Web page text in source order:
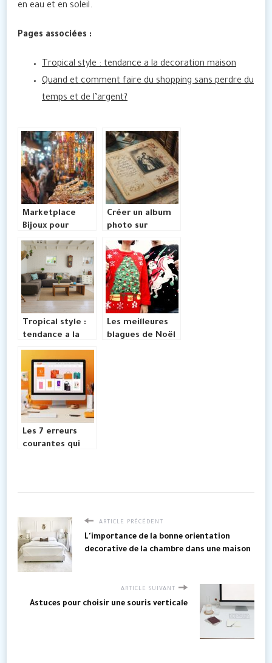
en eau et en soleil.
Pages associées :
Tropical style : tendance a la decoration maison
Quand et comment faire du shopping sans perdre du
temps et de l’argent?
Marketplace
Bijoux pour
enfants :
comment choisir
des créations
adaptées et
sécurisées
Créer un album
photo sur
mesure pour
revivre chaque
instant
important
Tropical style :
tendance a la
decoration
maison
Les meilleures
blagues de Noël
Les 7 erreurs
courantes qui
ARTICLE PRÉCÉDENT
L'importance de la bonne orientation
decorative de la chambre dans une maison
ARTICLE SUIVANT
Astuces pour choisir une souris verticale